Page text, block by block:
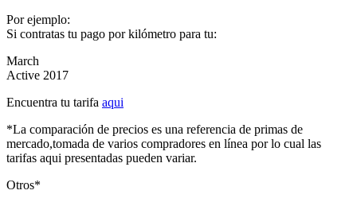
Por ejemplo:
Si contratas tu pago por kilómetro para tu:
March
Active 2017
Encuentra tu tarifa aqui
*La comparación de precios es una referencia de primas de
mercado,tomada de varios compradores en línea por lo cual las
tarifas aqui presentadas pueden variar.
Otros*